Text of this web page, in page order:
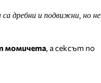
дребни и подвижни, но не
момичета , а сексът по